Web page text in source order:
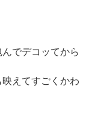
でデコッてから
えてすごくかわ